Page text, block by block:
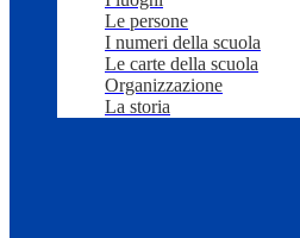
Le persone
I numeri della scuola
Le carte della scuola
Organizzazione
La storia